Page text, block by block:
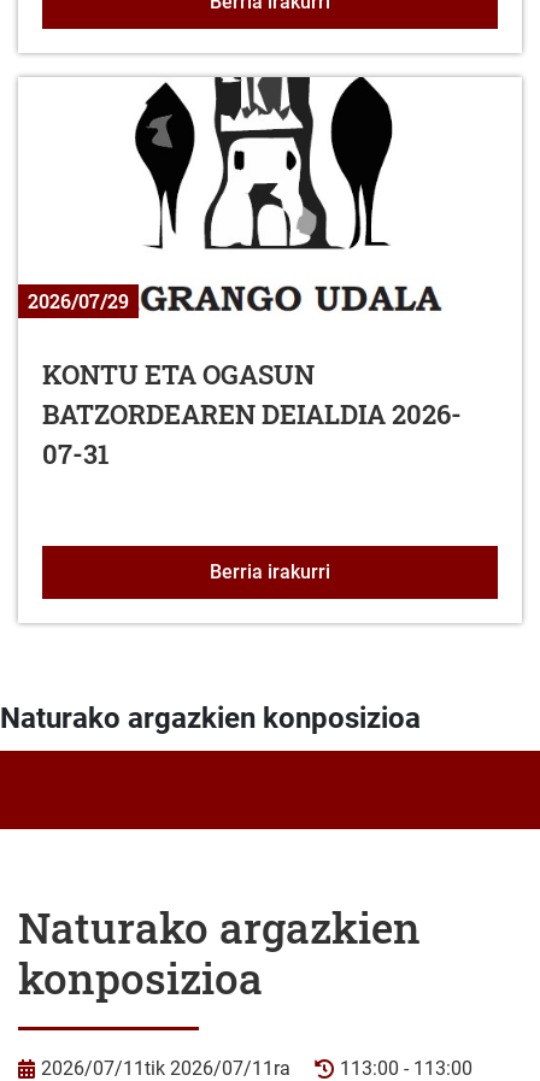
2026/07/29
KONTU ETA OGASUN
BATZORDEAREN DEIALDIA 2026-
07-31
Berria irakurri
Naturako argazkien konposizioa
Naturako argazkien
konposizioa
2026/07/11tik 2026/07/11ra
113:00 - 113:00